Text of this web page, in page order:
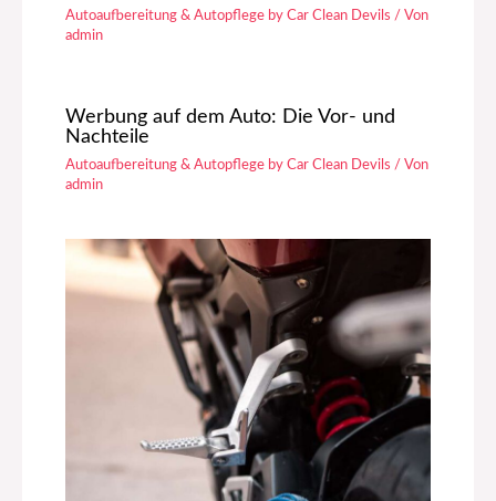
Autoaufbereitung & Autopflege by Car Clean Devils / Von
admin
Werbung auf dem Auto: Die Vor- und
Nachteile
Autoaufbereitung & Autopflege by Car Clean Devils / Von
admin